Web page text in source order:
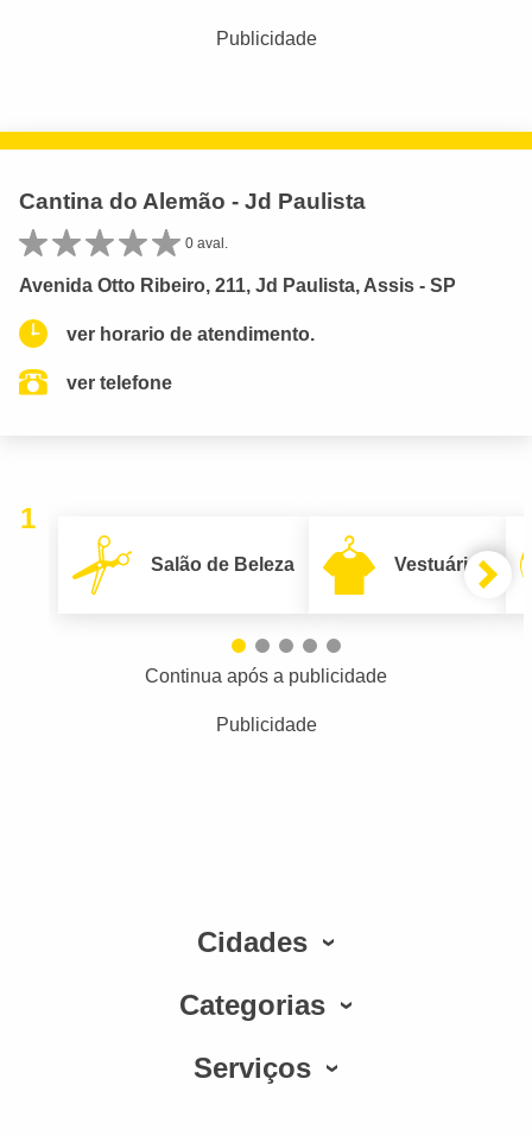
Publicidade
Cantina do Alemão - Jd Paulista
0 aval.
Avenida Otto Ribeiro, 211, Jd Paulista, Assis - SP
ver horario de atendimento.
ver telefone
1
Salão de Beleza Vestuário
Continua após a publicidade
Publicidade
Cidades
Categorias
Serviços